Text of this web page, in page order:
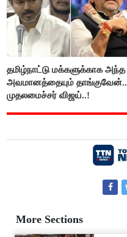
தமிழ்நாட்டு மக்களுக்காக அந்த
அவமானத்தையும் தாங்குவேன்..
முதலமைச்சர் விஜய்..!
More Sections